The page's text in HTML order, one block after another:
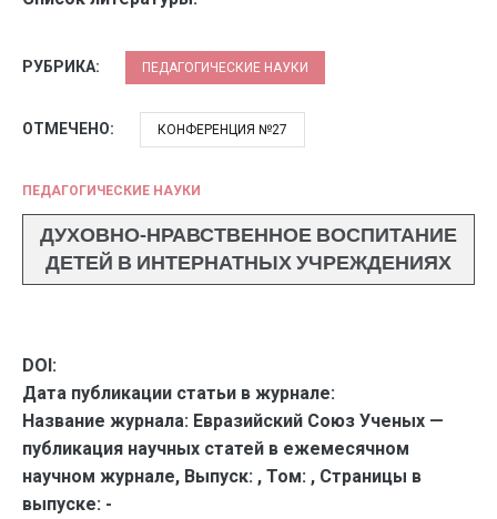
РУБРИКА: ПЕДАГОГИЧЕСКИЕ НАУКИ
ОТМЕЧЕНО: КОНФЕРЕНЦИЯ №27
ПЕДАГОГИЧЕСКИЕ НАУКИ
ДУХОВНО-НРАВСТВЕННОЕ ВОСПИТАНИЕ
ДЕТЕЙ В ИНТЕРНАТНЫХ УЧРЕЖДЕНИЯХ
DOI:
Дата публикации статьи в журнале:
Название журнала: Евразийский Союз Ученых —
публикация научных статей в ежемесячном
научном журнале, Выпуск: , Том: , Страницы в
выпуске: -